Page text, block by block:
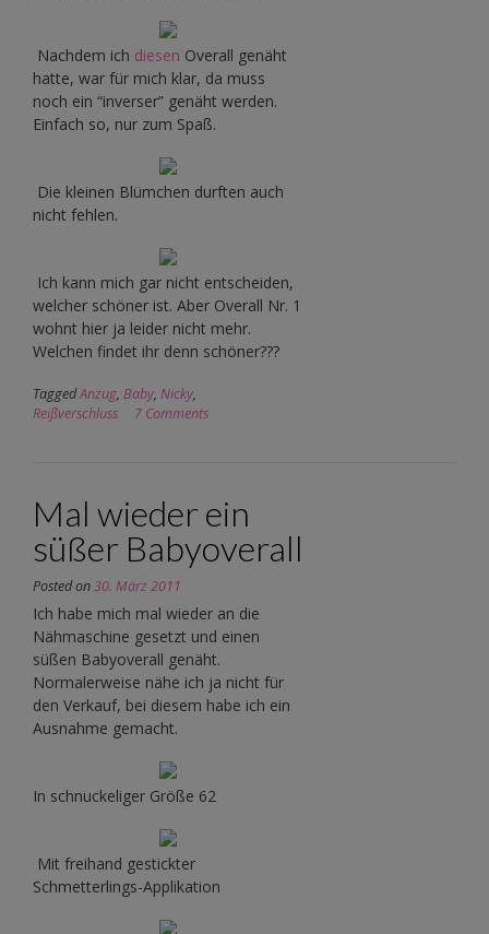
Nachdem ich diesen Overall genäht
hatte, war für mich klar, da muss
noch ein “inverser” genäht werden.
Einfach so, nur zum Spaß.
Die kleinen Blümchen durften auch
nicht fehlen.
Ich kann mich gar nicht entscheiden,
welcher schöner ist. Aber Overall Nr. 1
wohnt hier ja leider nicht mehr.
Welchen findet ihr denn schöner???
TaggedAnzug, Baby, Nicky,
Reißverschluss
7 Comments
Mal wieder ein
süßer Babyoverall
Posted on30. März 2011
Ich habe mich mal wieder an die
Nähmaschine gesetzt und einen
süßen Babyoverall genäht.
Normalerweise nähe ich ja nicht für
den Verkauf, bei diesem habe ich ein
Ausnahme gemacht.
In schnuckeliger Größe 62
Mit freihand gestickter
Schmetterlings-Applikation